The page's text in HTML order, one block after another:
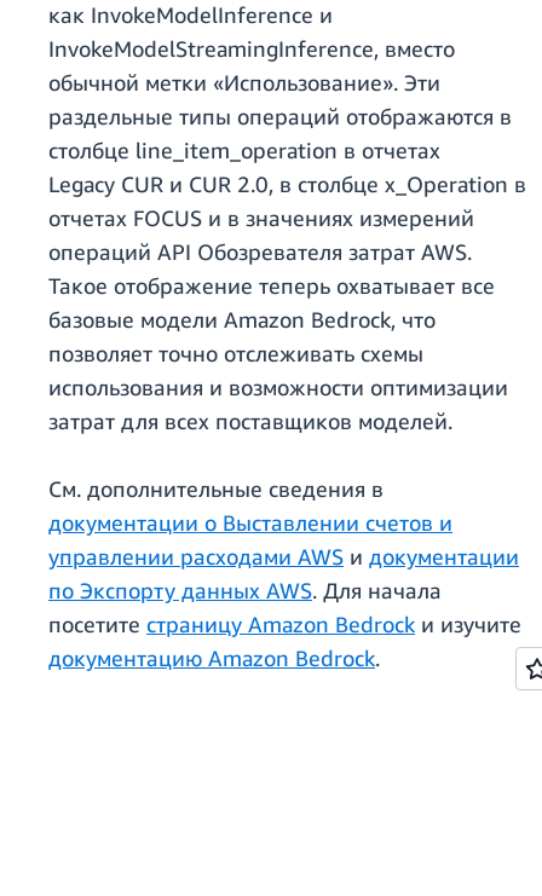
как InvokeModelInference и
InvokeModelStreamingInference, вместо
обычной метки «Использование». Эти
раздельные типы операций отображаются в
столбце line_item_operation в отчетах
Legacy CUR и CUR 2.0, в столбце x_Operation в
отчетах FOCUS и в значениях измерений
операций API Обозревателя затрат AWS.
Такое отображение теперь охватывает все
базовые модели Amazon Bedrock, что
позволяет точно отслеживать схемы
использования и возможности оптимизации
затрат для всех поставщиков моделей.
См. дополнительные сведения в
документации о Выставлении счетов и
управлении расходами AWS и документации
по Экспорту данных AWS. Для начала
посетите страницу Amazon Bedrock и изучите
документацию Amazon Bedrock.